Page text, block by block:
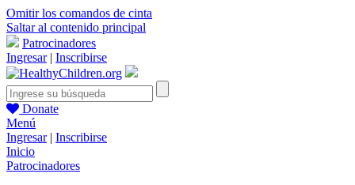
Omitir los comandos de cinta
Saltar al contenido principal
Patrocinadores
Ingresar| Inscribirse
Donate
Menú
Ingresar| Inscribirse
Inicio
Patrocinadores